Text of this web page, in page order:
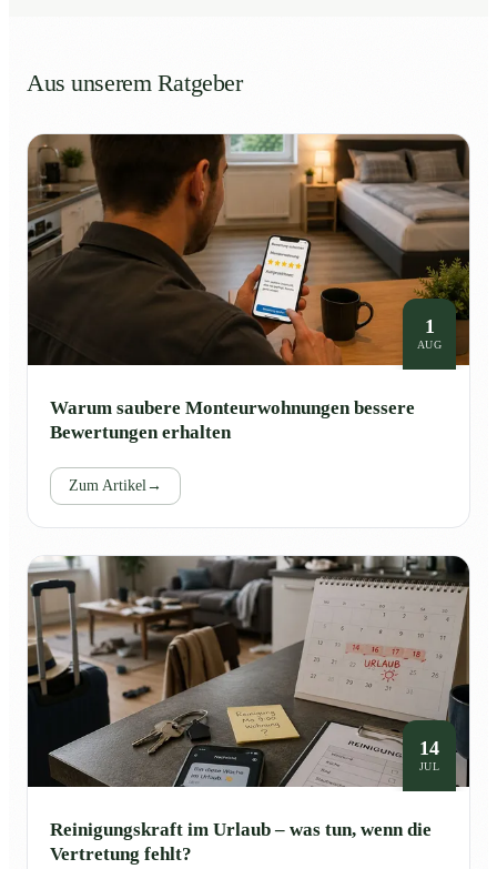
Aus unserem Ratgeber
1
AUG
Warum saubere Monteurwohnungen bessere
Bewertungen erhalten
Zum Artikel →
14
JUL
Reinigungskraft im Urlaub – was tun, wenn die
Vertretung fehlt?